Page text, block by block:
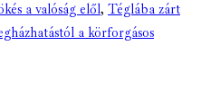
a valóság elől, Téglába zárt
a körforgásos